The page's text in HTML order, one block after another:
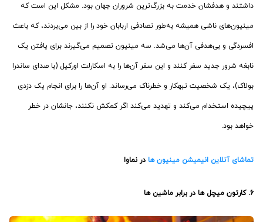
داشتند و هدفشان خدمت به بزرگ‌ترین شروران جهان بود. مشکل این است که
مینیون‌های ناشی همیشه به‌طور تصادفی اربابان خود را از بین می‌بردند، که باعث
افسردگی و بی‌هدفی آن‌ها می‌شد. سه مینیون تصمیم می‌گیرند برای یافتن یک
نابغه شرور جدید سفر کنند و این سفر آن‌ها را به اسکارلت اورکیل (با صدای ساندرا
بولاک)، یک شخصیت تبهکار و خطرناک می‌رساند. او آن‌ها را برای انجام یک دزدی
پیچیده استخدام می‌کند و تهدید می‌کند اگر کمکش نکنند، جانشان در خطر
خواهد بود.
تماشای آنلاین انیمیشن مینیون ها در نماوا
6. کارتون میچل ‌ها در برابر ماشین ‌ها